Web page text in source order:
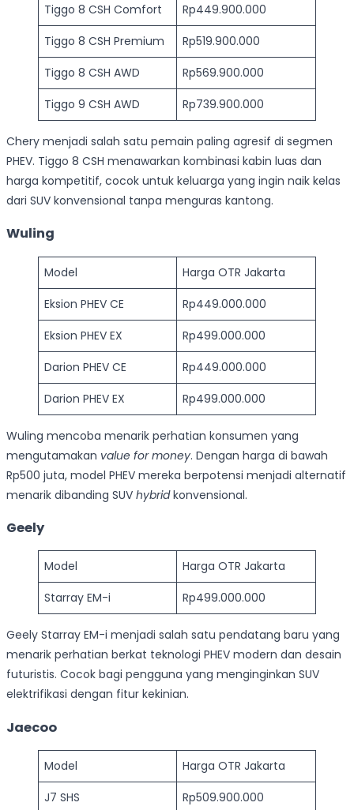
Tiggo 8 CSH Comfort
Rp449.900.000
Tiggo 8 CSH Premium
Rp519.900.000
Tiggo 8 CSH AWD
Rp569.900.000
Tiggo 9 CSH AWD
Rp739.900.000
Chery menjadi salah satu pemain paling agresif di segmen
PHEV. Tiggo 8 CSH menawarkan kombinasi kabin luas dan
harga kompetitif, cocok untuk keluarga yang ingin naik kelas
dari SUV konvensional tanpa menguras kantong.
Wuling
Model
Harga OTR Jakarta
Eksion PHEV CE
Rp449.000.000
Eksion PHEV EX
Rp499.000.000
Darion PHEV CE
Rp449.000.000
Darion PHEV EX
Rp499.000.000
Wuling mencoba menarik perhatian konsumen yang
mengutamakan value for money. Dengan harga di bawah
Rp500 juta, model PHEV mereka berpotensi menjadi alternatif
menarik dibanding SUV hybridkonvensional.
Geely
Model
Harga OTR Jakarta
Starray EM-i
Rp499.000.000
Geely Starray EM-i menjadi salah satu pendatang baru yang
menarik perhatian berkat teknologi PHEV modern dan desain
futuristis. Cocok bagi pengguna yang menginginkan SUV
elektrifikasi dengan fitur kekinian.
Jaecoo
Model
Harga OTR Jakarta
J7 SHS
Rp509.900.000